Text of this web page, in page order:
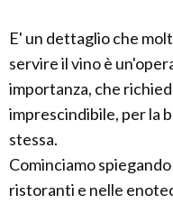
E' un dettaglio che
servire il vino è
importanza, che
imprescindibile, per la
stessa.
Cominciamo
ristoranti e nelle